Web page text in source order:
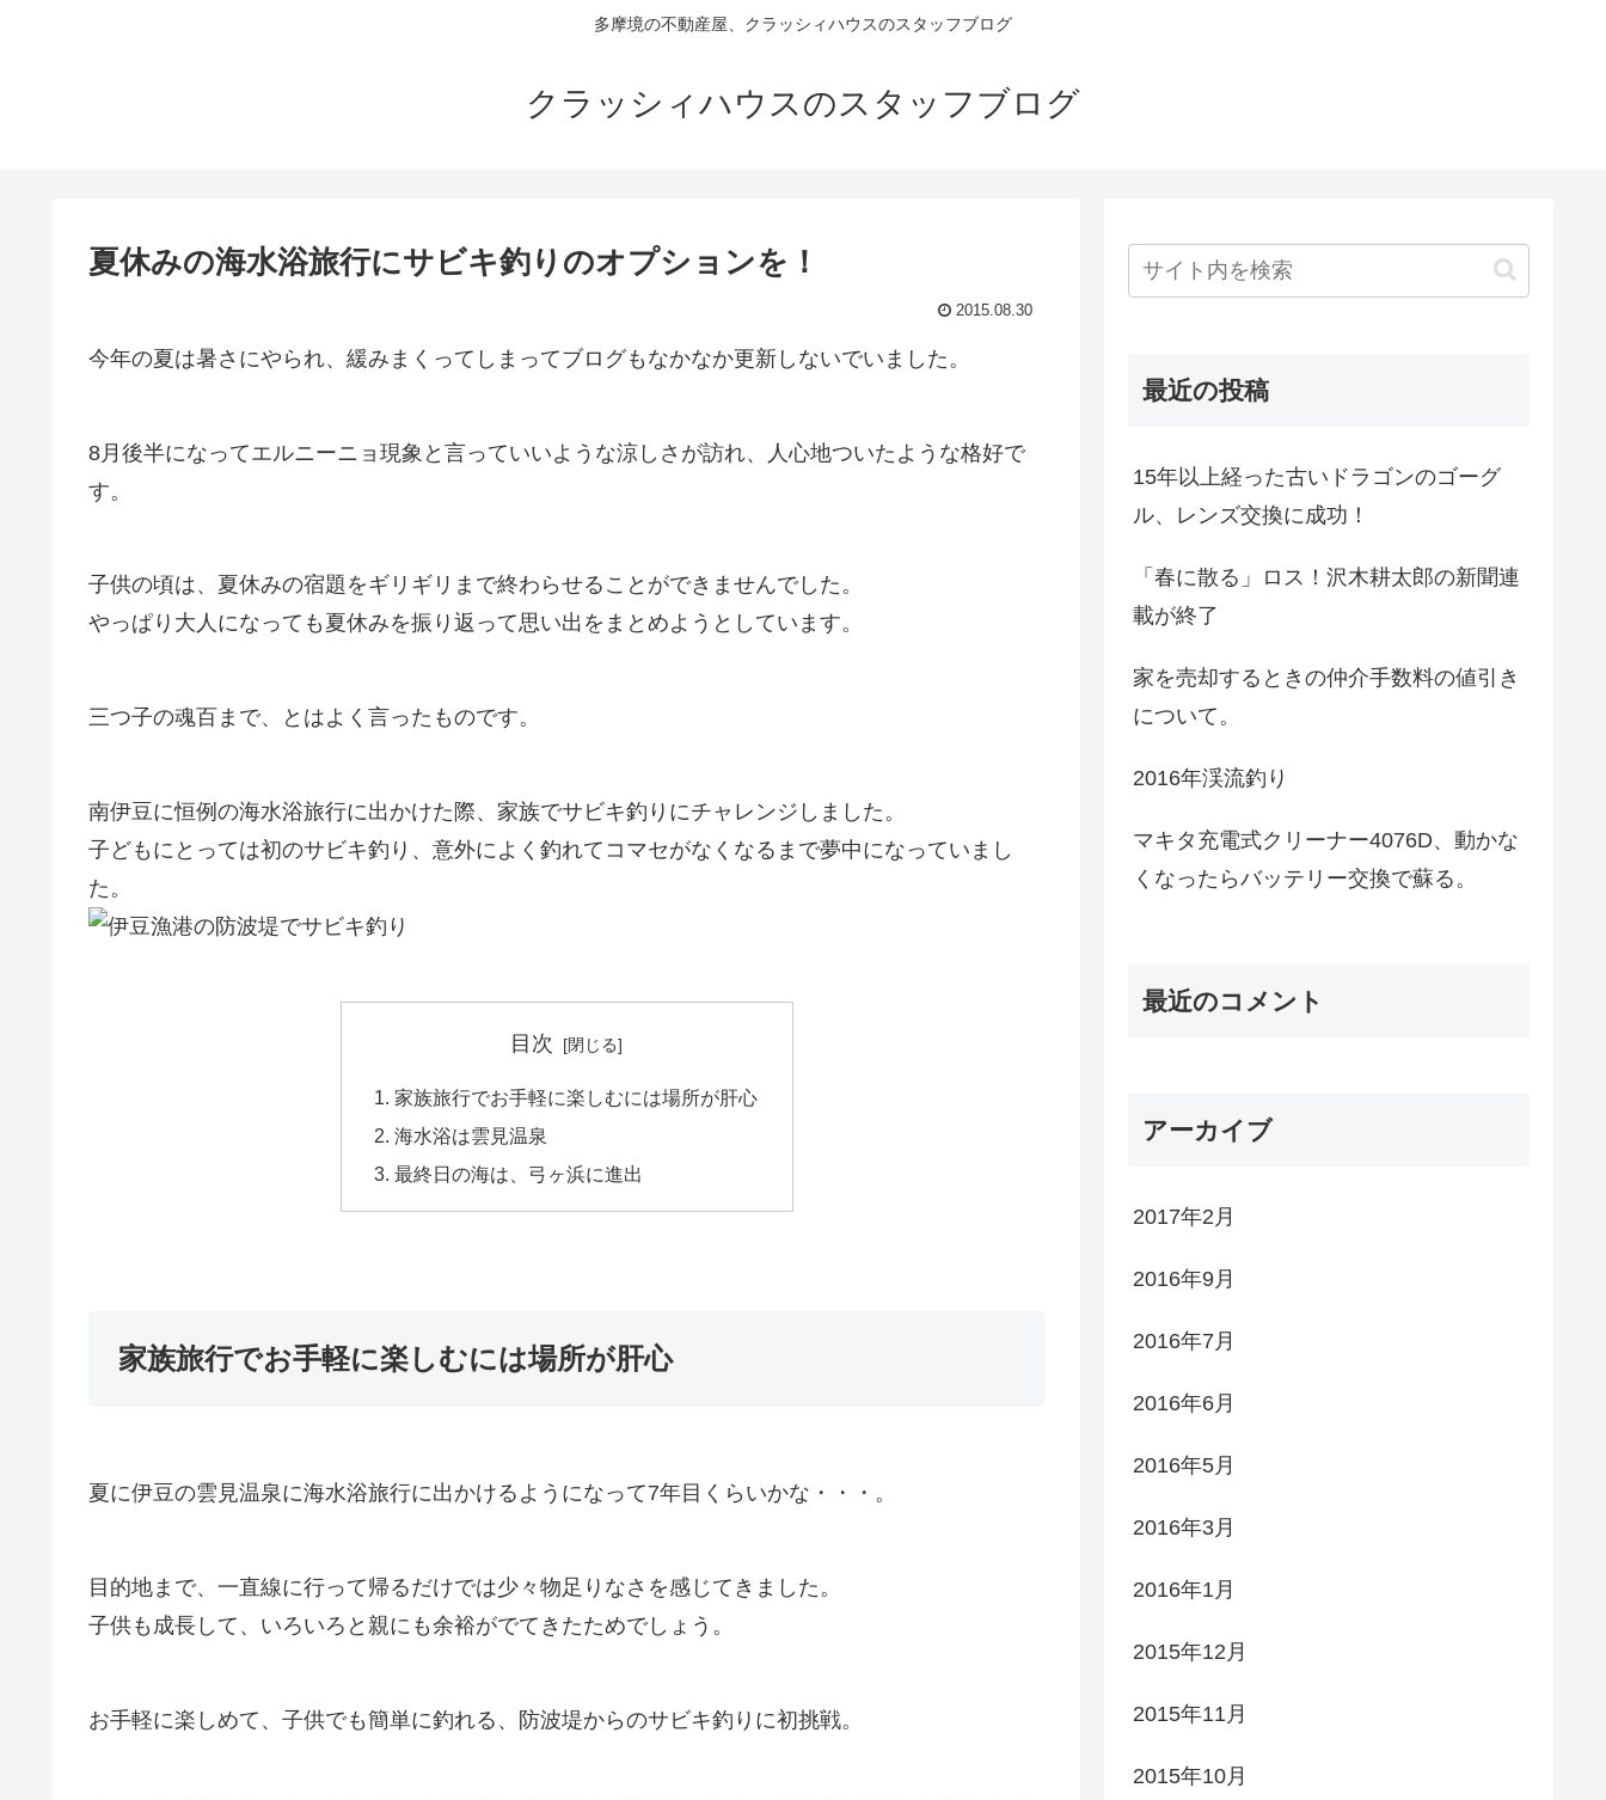
多摩境の不動産屋、クラッシィハウスのスタッフブログ
クラッシィハウスのスタッフブログ
夏休みの海水浴旅行にサビキ釣りのオプションを！
2015.08.30
今年の夏は暑さにやられ、緩みまくってしまってブログもなかなか更新しないでいました。
8月後半になってエルニーニョ現象と言っていいような涼しさが訪れ、人心地ついたような格好で
す。
子供の頃は、夏休みの宿題をギリギリまで終わらせることができませんでした。
やっぱり大人になっても夏休みを振り返って思い出をまとめようとしています。
三つ子の魂百まで、とはよく言ったものです。
南伊豆に恒例の海水浴旅行に出かけた際、家族でサビキ釣りにチャレンジしました。
子どもにとっては初のサビキ釣り、意外によく釣れてコマセがなくなるまで夢中になっていまし
た。
目次
家族旅行でお手軽に楽しむには場所が肝心
海水浴は雲見温泉
最終日の海は、弓ヶ浜に進出
家族旅行でお手軽に楽しむには場所が肝心
夏に伊豆の雲見温泉に海水浴旅行に出かけるようになって7年目くらいかな・・・。
目的地まで、一直線に行って帰るだけでは少々物足りなさを感じてきました。
子供も成長して、いろいろと親にも余裕がでてきたためでしょう。
お手軽に楽しめて、子供でも簡単に釣れる、防波堤からのサビキ釣りに初挑戦。
最近の投稿
15年以上経った古いドラゴンのゴーグ
ル、レンズ交換に成功！
「春に散る」ロス！沢木耕太郎の新聞連
載が終了
家を売却するときの仲介手数料の値引き
について。
2016年渓流釣り
マキタ充電式クリーナー4076D、動かな
くなったらバッテリー交換で蘇る。
最近のコメント
アーカイブ
2017年2月
2016年9月
2016年7月
2016年6月
2016年5月
2016年3月
2016年1月
2015年12月
2015年11月
2015年10月